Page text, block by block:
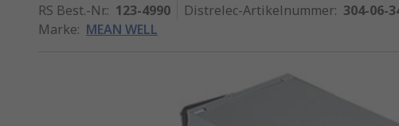
RS Best.-Nr.: 123-4990 Distrelec-Artikelnummer: 304-06-
Marke: MEAN WELL